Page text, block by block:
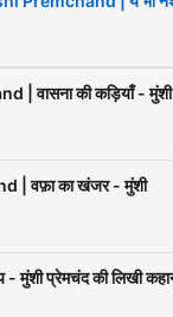
खरीदा जो बाद में
लिखने मुंबई आए
रहे। जीवन के
अंतिम निबन्ध,
अन्तिम पूर्ण
अपूर्ण
वासना की कड़ियाँ - मुंशी
| वफ़ा का खंजर - मुंशी
प्रेमचंद की लिखी